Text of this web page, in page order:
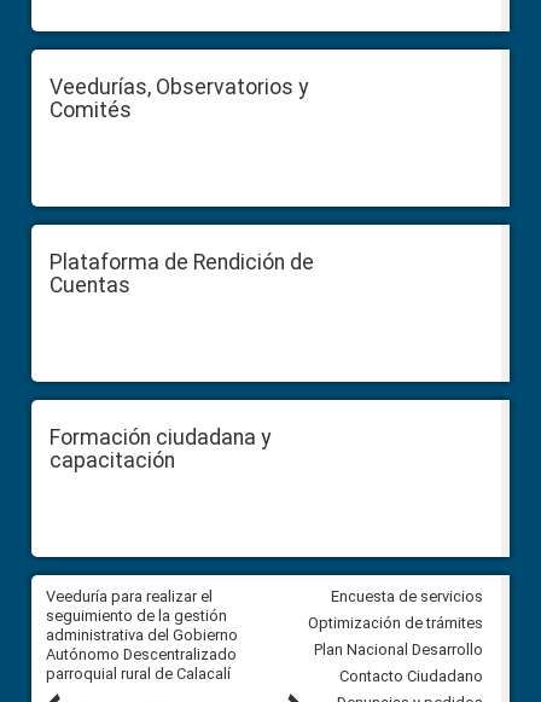
Veedurías, Observatorios y
Comités
Plataforma de Rendición de
Cuentas
Formación ciudadana y
capacitación
Veeduría para realizar el
seguimiento de la gestión
administrativa del Gobierno
Autónomo Descentralizado
parroquial rural de Calacalí
Veeduría para vigilar los
derivados de la Audiencia
comunidad Urbina, parroquia
Carolina
Encuesta de servicios
Optimización de trámites
Plan Nacional Desarrollo
Contacto Ciudadano